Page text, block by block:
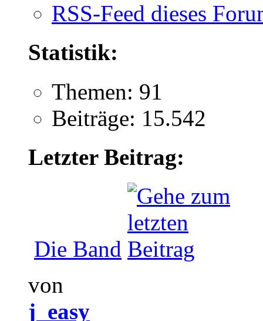
RSS-Feed dieses
Statistik:
Themen: 91
Beiträge: 15.542
Letzter Beitrag:
Die Band
von
j_easy